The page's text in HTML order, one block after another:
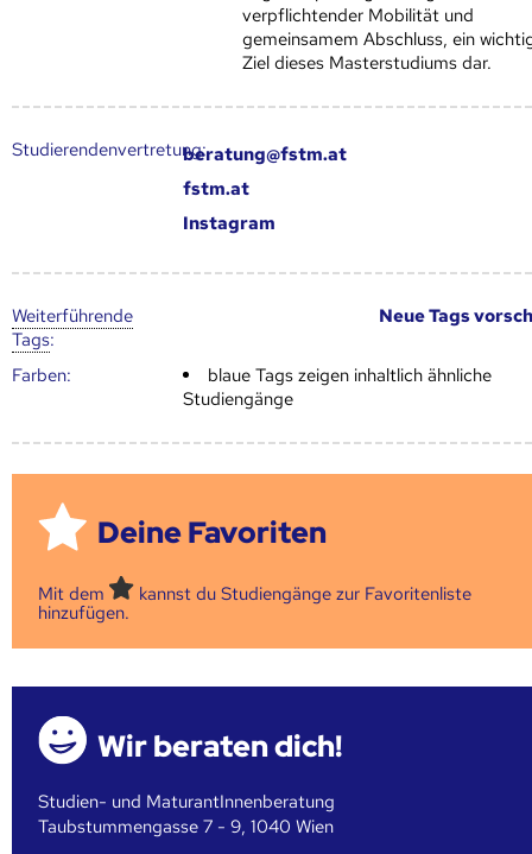
verpflichtender Mobilität und
gemeinsamem Abschluss, ein
Ziel dieses Masterstudiums dar.
Studierendenvertretung:beratung@fstm.at
fstm.at
Instagram
Weiter­führende
Tags:
Neue Tags
Farben:
blaue Tags zeigen inhaltlich ähnliche
Studiengänge
Deine Favoriten
Mit dem
kannst du Studiengänge zur Favoritenliste
hinzufügen.
Wir beraten dich!
Studien- und MaturantInnenberatung
Taubstummengasse 7 - 9, 1040 Wien